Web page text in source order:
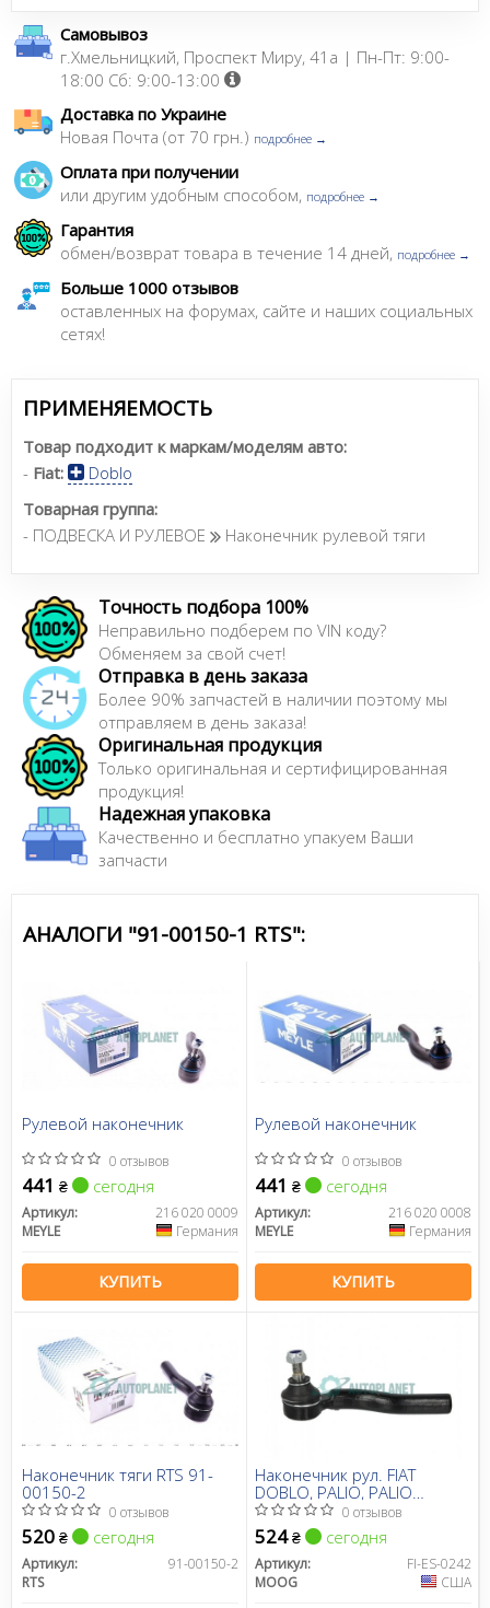
Самовывоз
г.Хмельницкий, Проспект Миру, 41а | Пн-Пт: 9:00-
18:00 Сб: 9:00-13:00
Доставка по Украине
Новая Почта (от 70 грн.) подробнее →
Оплата при получении
или другим удобным способом, подробнее →
Гарантия
обмен/возврат товара в течение 14 дней, подробнее →
Больше 1000 отзывов
оставленных на форумах, сайте и наших социальных
сетях!
ПРИМЕНЯЕМОСТЬ
Товар подходит к маркам/моделям авто:
- Fiat:
Doblo
Товарная группа:
- ПОДВЕСКА И РУЛЕВОЕ
Наконечник рулевой тяги
Точность подбора 100%
Неправильно подберем по VIN коду?
Обменяем за свой счет!
Отправка в день заказа
Более 90% запчастей в наличии поэтому мы
отправляем в день заказа!
Оригинальная продукция
Только оригинальная и сертифицированная
продукция!
Надежная упаковка
Качественно и бесплатно упакуем Ваши
запчасти
АНАЛОГИ "91-00150-1 RTS":
Рулевой наконечник
0 отзывов
441 ₴ сегодня
Артикул:
216 020 0009
MEYLE
Германия
КУПИТЬ
Рулевой наконечник
0 отзывов
441 ₴ сегодня
Артикул:
216 020 0008
MEYLE
Германия
КУПИТЬ
Наконечник тяги RTS 91-
00150-2
0 отзывов
520 ₴ сегодня
Артикул:
91-00150-2
RTS
Наконечник рул. FIAT
DOBLO, PALIO, PALIO
WEEKEND (пр-во Moog)
0 отзывов
524₴ сегодня
Артикул:
FI-ES-0242
MOOG
США